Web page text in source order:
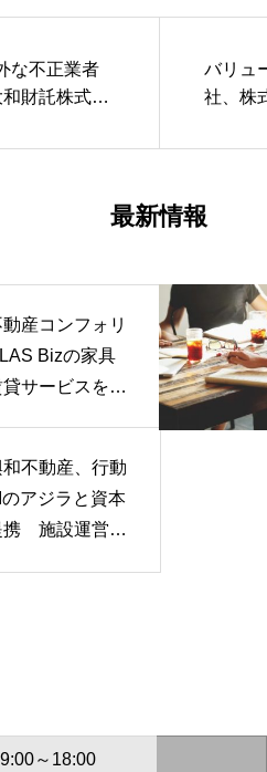
な不正業者
財託株式会
バリュ
社、株
せ
最新情報
産コンフォリ
Bizの家具
サービスを採
和不動産、行動
アジラと資本
携 施設運営D
～18:00